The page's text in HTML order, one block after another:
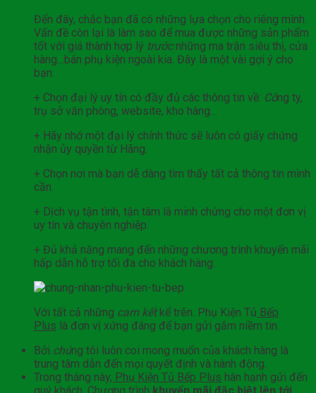
Đến đây, chắc bạn đã có những lựa chọn cho riêng mình.
Vấn đề còn lại là làm sao để mua được những sản phẩm
tốt với giá thành hợp lý trước những ma trận siêu thị, cửa
hàng…bán phụ kiện ngoài kia. Đây là một vài gợi ý cho
bạn:
+ Chọn đại lý uy tín có đầy đủ các thông tin về: Công ty,
trụ sở văn phòng, website, kho hàng…
+ Hãy nhớ một đại lý chính thức sẽ luôn có giấy chứng
nhận ủy quyền từ Hãng.
+ Chọn nơi mà bạn dễ dàng tìm thấy tất cả thông tin mình
cần.
+ Dịch vụ tận tình, tận tâm là minh chứng cho một đơn vị
uy tín và chuyên nghiệp.
+ Đủ khả năng mang đến những chương trình khuyến mãi
hấp dẫn hỗ trợ tối đa cho khách hàng.
Với tất cả những cam kếtkể trên. Phụ Kiện Tủ Bếp
Plus là đơn vị xứng đáng để bạn gửi gắm niềm tin.
Bởi chúng tôi luôn coi mong muốn của khách hàng là
trung tâm dẫn đến mọi quyết định và hành động.
Trong tháng này, Phụ Kiện Tủ Bếp Plus hân hạnh gửi đến